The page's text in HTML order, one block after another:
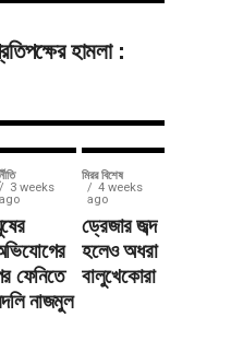
হামলা :
চলাচল
3 weeks
ago
ফেনিতে
নাজমুল
মিরর বিশেষ
4 weeks
ago
ড্রেজার জব্দ
হলেও অধরা
বালুখেকোরা